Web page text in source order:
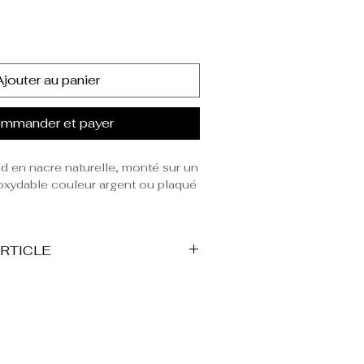
au panier
et payer
en nacre naturelle, monté sur un
couleur argent ou plaqué